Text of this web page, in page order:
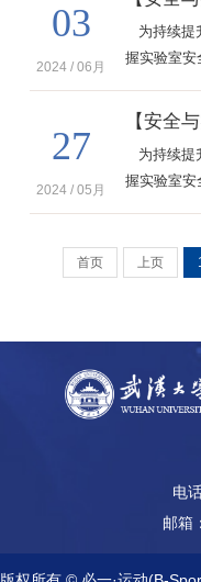
要性》、
03
2024 / 06月
为持续提
握实验室安
本期推出
设施与应
学习吧！
27
2024 / 05月
为持续提
握实验室安
首页 上页
电
邮箱